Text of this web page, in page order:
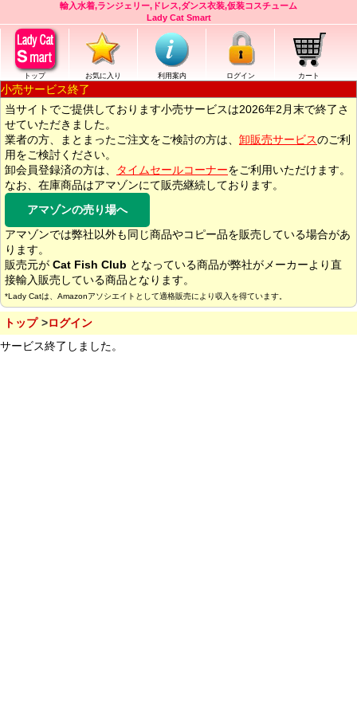
輸入水着,ランジェリー,ドレス,ダンス衣装,仮装コスチューム
Lady Cat Smart
トップ お気に入り 利用案内 ログイン カート
小売サービス終了
当サイトでご提供しております小売サービスは2026年2月末で終了さ
せていただきました。
業者の方、まとまったご注文をご検討の方は、 卸販売サービスのご利
用をご検討ください。
卸会員登録済の方は、
タイムセールコーナーをご利用いただけます。
なお、在庫商品はアマゾンにて販売継続しております。
アマゾンの売り場へ
アマゾンでは弊社以外も同じ商品やコピー品を販売している場合があ
ります。
販売元が Cat Fish Club となっている商品が弊社がメーカーより直
接輸入販売している商品となります。
*Lady Catは、Amazonアソシエイトとして適格販売により収入を得ています。
トップ
ログイン
サービス終了しました。